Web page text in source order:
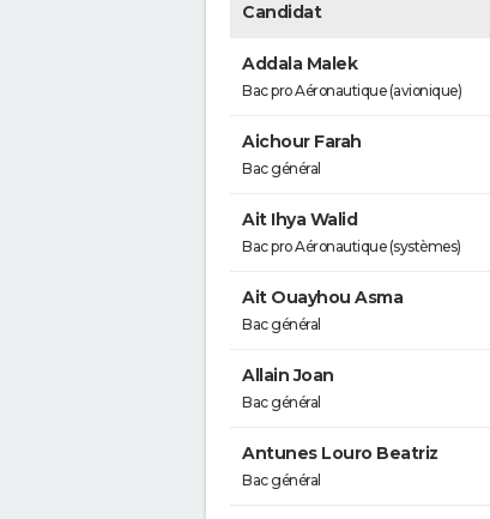
Candidat
Addala Malek
Bac pro Aéronautique (avionique)
Aichour Farah
Bac général
Ait Ihya Walid
Bac pro Aéronautique (systèmes)
Ait Ouayhou Asma
Bac général
Allain Joan
Bac général
Antunes Louro Beatriz
Bac général